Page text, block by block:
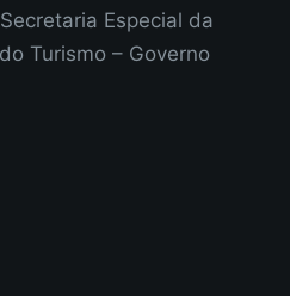
Especial da
Turismo – Governo